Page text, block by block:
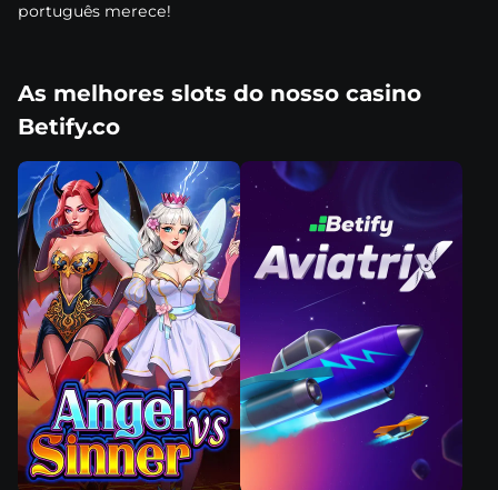
роrtuguês mеrесе!
As melhores slots do nosso casino
Betify.co